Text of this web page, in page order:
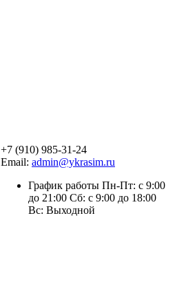
+7 (910) 985-31-24
Email: admin@ykrasim.ru
График работы Пн-Пт: с 9:00
до 21:00 Сб: с 9:00 до 18:00
Вс: Выходной